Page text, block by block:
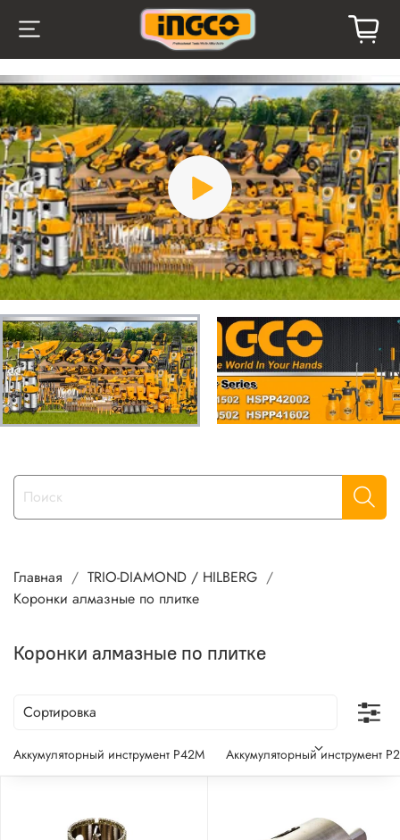
Главная
TRIO-DIAMOND / HILBERG
Коронки алмазные по плитке
Коронки алмазные по плитке
Аккумуляторный инструмент P42M Аккумуляторный инструмент